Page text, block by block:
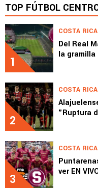
TOP FÚTBOL
1
COSTA RICA
Del Real
la gramilla
2
COSTA RICA
"Ruptura
3
COSTA RICA
ver EN